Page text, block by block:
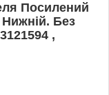
Посилений
Без
,